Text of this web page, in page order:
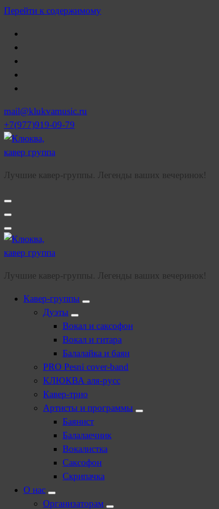
Перейти к содержимому
mail@klukvamusic.ru
+7(977)919-09-79
Лучшие кавер-группы. Легенды ваших вечеринок!
Лучшие кавер-группы. Легенды ваших вечеринок!
Кавер-группы
Дуэты
Вокал и саксофон
Вокал и гитара
Балалайка и баян
PRO Pesni cover-band
КЛЮКВА аля-русс
Кавер-трио
Артисты и программы
Баянист
Балалаечник
Вокалистка
Саксофон
Скрипачка
О нас
Организаторам